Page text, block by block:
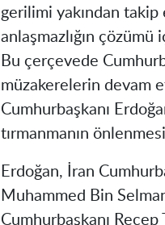
gerilimi yakından
anlaşmazlığın
Bu çerçevede
müzakerelerin devam
Cumhurbaşkanı
tırmanmanın
Erdoğan, İran
Muhammed Bin
Cumhurbaşkanı